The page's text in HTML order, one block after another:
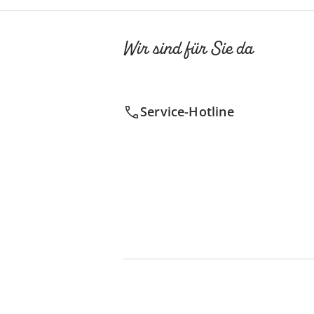
Wir sind für Sie da
Service-Hotline